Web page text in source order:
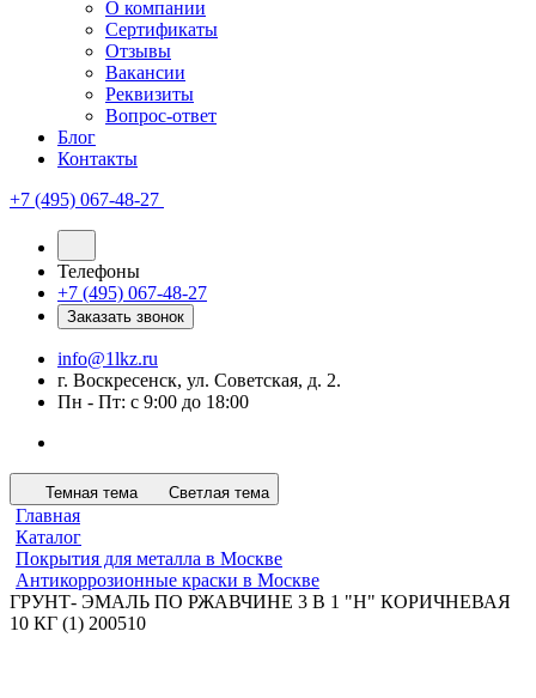
О компании
Сертификаты
Отзывы
Вакансии
Реквизиты
Вопрос-ответ
Блог
Контакты
+7 (495) 067-48-27
Телефоны
+7 (495) 067-48-27
Заказать звонок
info@1lkz.ru
г. Воскресенск, ул. Советская, д. 2.
Пн - Пт: с 9:00 до 18:00
Темная тема Светлая тема
Главная
Каталог
Покрытия для металла в Москве
Антикоррозионные краски в Москве
ГРУНТ- ЭМАЛЬ ПО РЖАВЧИНЕ 3 В 1 "H" КОРИЧНЕВАЯ
10 КГ (1) 200510